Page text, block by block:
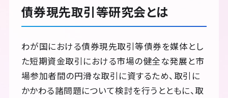
債券現先取引等研究会とは
わが国における債券現先取引等債券を媒体とし
た短期資金取引における市場の健全な発展と市
場参加者間の円滑な取引に資するため、取引に
かかわる諸問題について検討を行うとともに、取